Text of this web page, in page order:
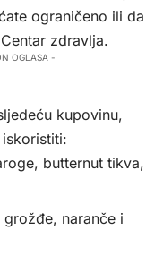
ograničeno ili da
Centar zdravlja.
OGLASA -
kupovinu,
butternut tikva,
naranče i